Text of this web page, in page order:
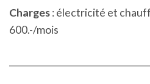
Charges: électricité et
600.-/mois